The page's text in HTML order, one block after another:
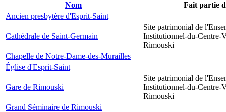
Nom
Fait partie
Ancien presbytère d'Esprit-Saint
Cathédrale de Saint-Germain
Site patrimonial de
Institutionnel-du-Centre-
Rimouski
Chapelle de Notre-Dame-des-Murailles
Église d'Esprit-Saint
Gare de Rimouski
Site patrimonial de
Institutionnel-du-Centre-
Rimouski
Grand Séminaire de Rimouski